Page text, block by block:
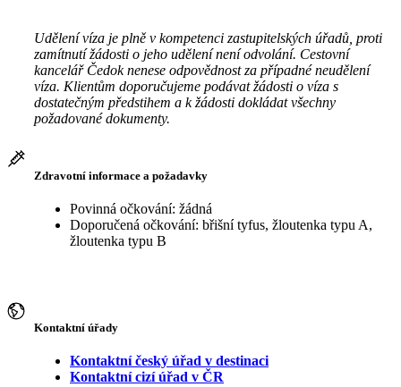
Udělení víza je plně v kompetenci zastupitelských úřadů, proti
zamítnutí žádosti o jeho udělení není odvolání. Cestovní
kancelář Čedok nenese odpovědnost za případné neudělení
víza. Klientům doporučujeme podávat žádosti o víza s
dostatečným předstihem a k žádosti dokládat všechny
požadované dokumenty.
Zdravotní informace a požadavky
Povinná očkování: žádná
Doporučená očkování: břišní tyfus, žloutenka typu A,
žloutenka typu B
Kontaktní úřady
Kontaktní český úřad v destinaci
Kontaktní cizí úřad v ČR